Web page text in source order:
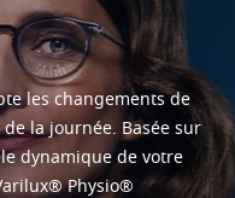
les changements de
la journée. Basée sur
dynamique de votre
Physio®